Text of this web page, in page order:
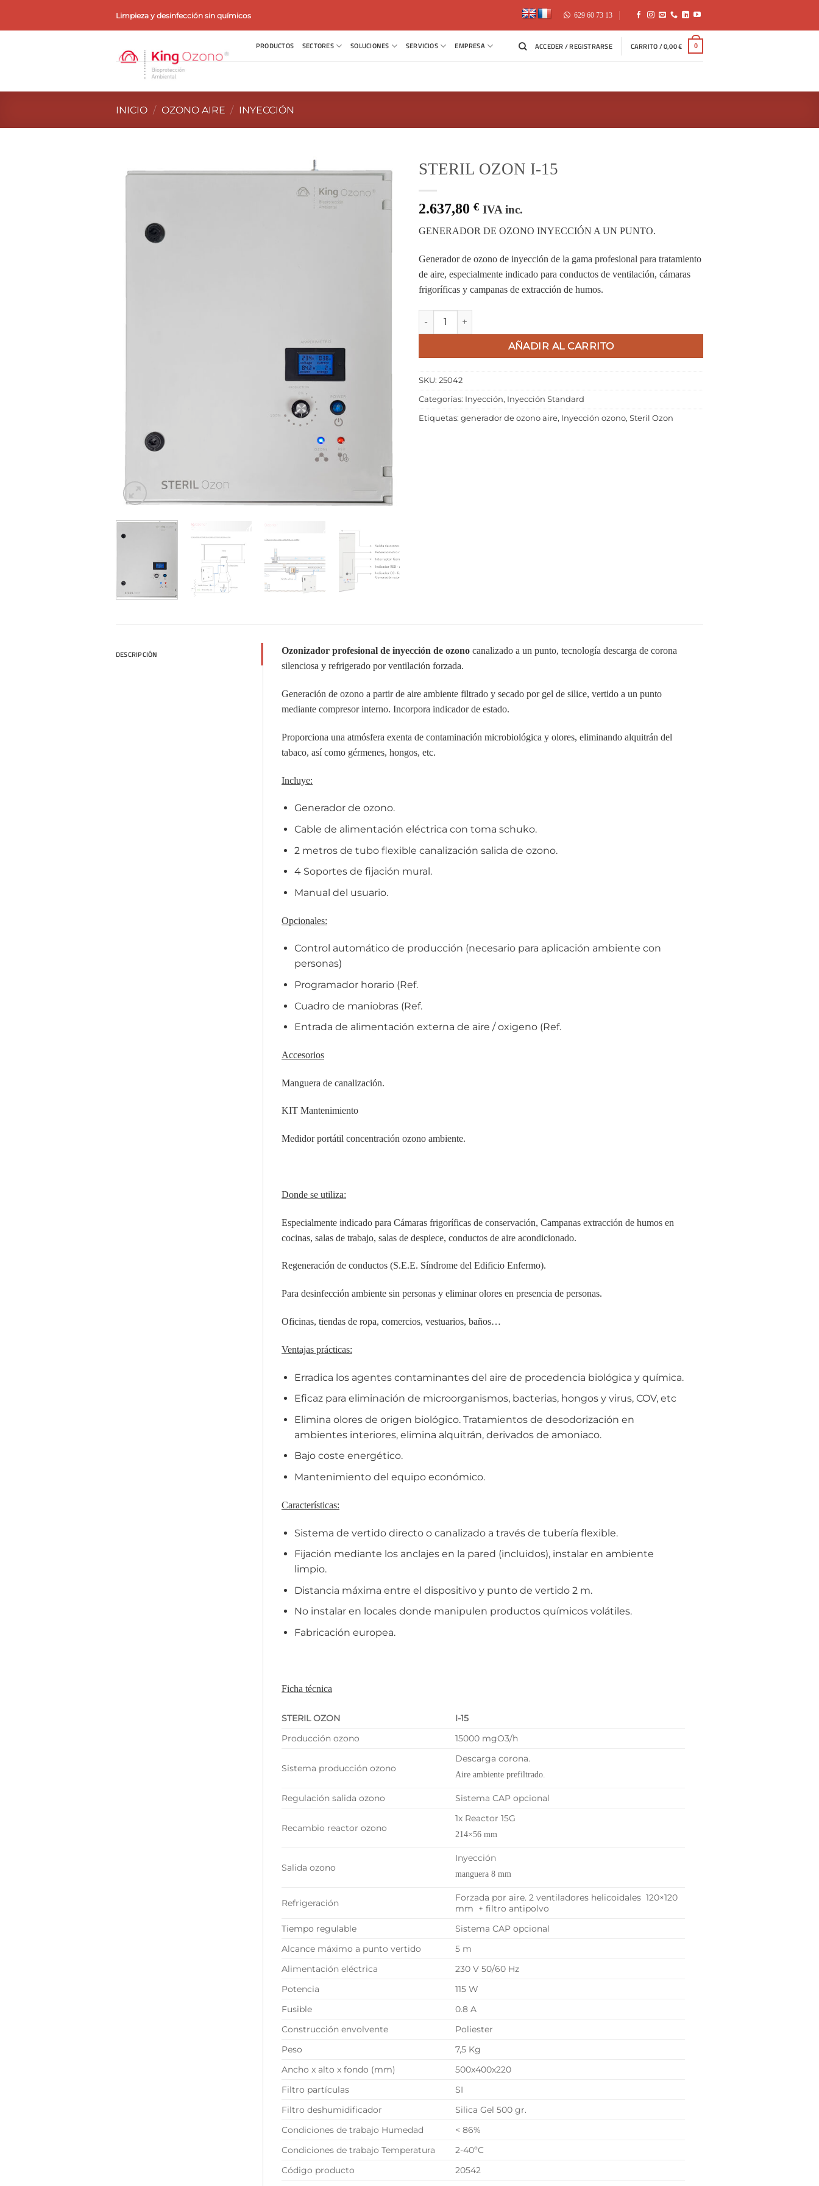
Limpieza y desinfección sin químicos 629 60 73 13
PRODUCTOS SECTORES SOLUCIONES SERVICIOS EMPRESA ACCEDER / REGISTRARSE CARRITO /0,00€ 0
INICIO / OZONO AIRE / INYECCIÓN
STERIL OZON I-15
2.637,80 € IVA inc.
GENERADOR DE OZONO INYECCIÓN A UN PUNTO.
Generador de ozono de inyección de la gama profesional para tratamiento
de aire, especialmente indicado para conductos de ventilación, cámaras
frigoríficas y campanas de extracción de humos.
STERIL OZON I-15 cantidad
AÑADIR AL CARRITO
SKU: 25042
Categorías: Inyección, Inyección Standard
Etiquetas: generador de ozono aire, Inyección ozono, Steril Ozon
DESCRIPCIÓN Ozonizador profesional de inyección de ozono canalizado a un punto, tecnología descarga de corona
silenciosa y refrigerado por ventilación forzada.
Generación de ozono a partir de aire ambiente filtrado y secado por gel de silice, vertido a un punto
mediante compresor interno. Incorpora indicador de estado.
Proporciona una atmósfera exenta de contaminación microbiológica y olores, eliminando alquitrán del
tabaco, así como gérmenes, hongos, etc.
Incluye:
Generador de ozono.
Cable de alimentación eléctrica con toma schuko.
2 metros de tubo flexible canalización salida de ozono.
4 Soportes de fijación mural.
Manual del usuario.
Opcionales:
Control automático de producción (necesario para aplicación ambiente con
personas)
Programador horario (Ref.
Cuadro de maniobras (Ref.
Entrada de alimentación externa de aire / oxigeno (Ref.
Accesorios
Manguera de canalización.
KIT Mantenimiento
Medidor portátil concentración ozono ambiente.
Donde se utiliza:
Especialmente indicado para Cámaras frigoríficas de conservación, Campanas extracción de humos en
cocinas, salas de trabajo, salas de despiece, conductos de aire acondicionado.
Regeneración de conductos (S.E.E. Síndrome del Edificio Enfermo).
Para desinfección ambiente sin personas y eliminar olores en presencia de personas.
Oficinas, tiendas de ropa, comercios, vestuarios, baños…
Ventajas prácticas:
Erradica los agentes contaminantes del aire de procedencia biológica y química.
Eficaz para eliminación de microorganismos, bacterias, hongos y virus, COV, etc
Elimina olores de origen biológico. Tratamientos de desodorización en
ambientes interiores, elimina alquitrán, derivados de amoniaco.
Bajo coste energético.
Mantenimiento del equipo económico.
Características:
Sistema de vertido directo o canalizado a través de tubería flexible.
Fijación mediante los anclajes en la pared (incluidos), instalar en ambiente
limpio.
Distancia máxima entre el dispositivo y punto de vertido 2 m.
No instalar en locales donde manipulen productos químicos volátiles.
Fabricación europea.
Ficha técnica
STERIL OZON
I-15
Producción ozono
15000 mgO3/h
Sistema producción ozono
Descarga corona.
Aire ambiente prefiltrado.
Regulación salida ozono Sistema CAP opcional
Recambio reactor ozono
1x Reactor 15G
214×56 mm
Salida ozono
Inyección
manguera 8 mm
Refrigeración
Forzada por aire. 2 ventiladores helicoidales 120×120
mm + filtro antipolvo
Tiempo regulable
Sistema CAP opcional
Alcance máximo a punto vertido
5 m
Alimentación eléctrica
230 V 50/60 Hz
Potencia
115 W
Fusible
0.8 A
Construcción envolvente
Poliester
Peso
7,5 Kg
Ancho x alto x fondo (mm)
500x400x220
Filtro partículas
SI
Filtro deshumidificador
Silica Gel 500 gr.
Condiciones de trabajo Humedad
< 86%
Condiciones de trabajo Temperatura
2-40ºC
Código producto
20542